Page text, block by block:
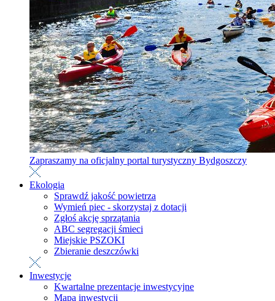
Zapraszamy na oficjalny portal turystyczny Bydgoszczy
Ekologia
Sprawdź jakość powietrza
Wymień piec - skorzystaj z dotacji
Zgłoś akcję sprzątania
ABC segregacji śmieci
Miejskie PSZOKI
Zbieranie deszczówki
Inwestycje
Kwartalne prezentacje inwestycyjne
Mapa inwestycji